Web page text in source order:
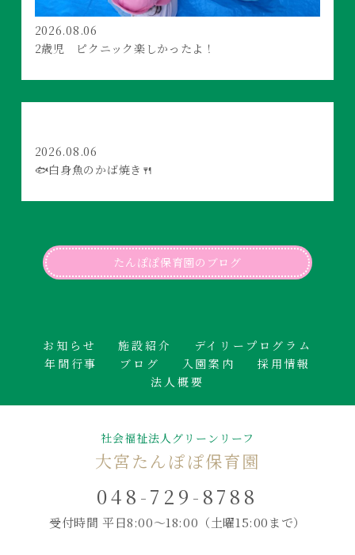
2026.08.06
2歳児 ピクニック楽しかったよ！
2026.08.06
🐟白身魚のかば焼き🍴
たんぽぽ保育園のブログ
お知らせ 施設紹介
デイリープログラム
年間行事
ブログ 入園案内
採用情報
法人概要
社会福祉法人グリーンリーフ
大宮たんぽぽ保育園
048-729-8788
受付時間 平日8:00～18:00 （土曜15:00まで）